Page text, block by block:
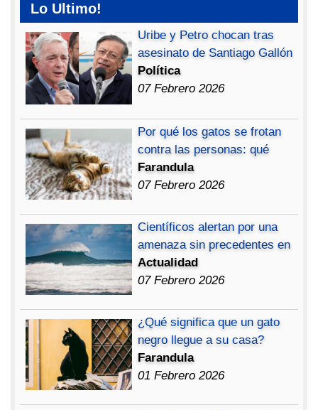
Lo Ultimo!
Uribe y Petro chocan tras
asesinato de Santiago Gallón
Política
07 Febrero 2026
Por qué los gatos se frotan
contra las personas: qué
Farandula
07 Febrero 2026
Científicos alertan por una
amenaza sin precedentes en
Actualidad
07 Febrero 2026
¿Qué significa que un gato
negro llegue a su casa?
Farandula
01 Febrero 2026